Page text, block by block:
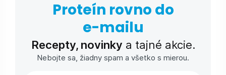
Proteín rovno do
e-⁠mailu
Recepty, novinky a tajné akcie.
Nebojte sa, žiadny spam a všetko s mierou.